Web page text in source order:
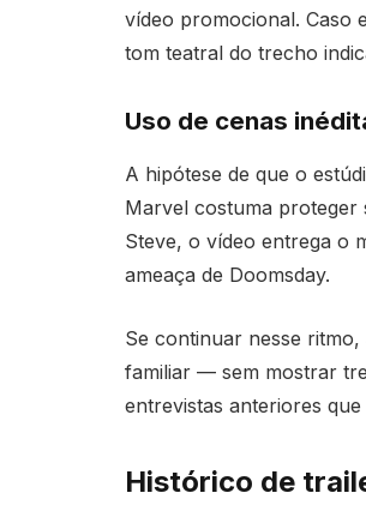
vídeo promocional. Caso
tom teatral do trecho
Uso de cenas
A hipótese de que o
Marvel costuma proteger
Steve, o vídeo entrega o
ameaça de Doomsday.
Se continuar nesse
familiar — sem mostrar
entrevistas anteriores
Histórico de